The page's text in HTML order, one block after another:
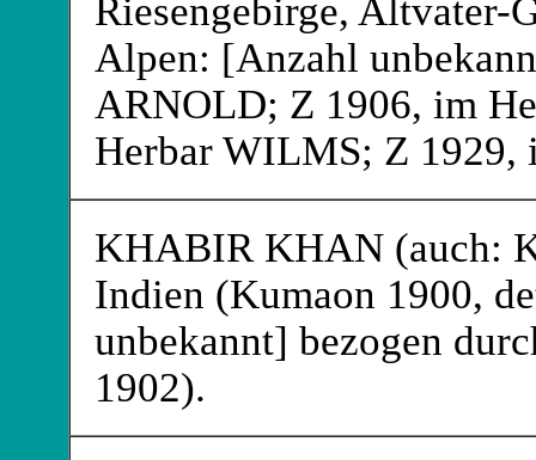
Riesengebirge, Altvater-
Alpen: [Anzahl
ARNOLD; Z 1906, im
Herbar WILMS; Z 1929,
KHABIR KHAN(auch:
Indien (Kumaon 1900,
unbekannt] bezogen
1902).